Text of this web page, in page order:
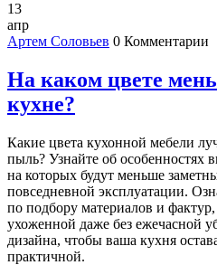
13
апр
Артем Соловьев 0 Комментарии
На каком цвете
кухне?
Какие цвета кухонной мебели
пыль? Узнайте об особенностях
на которых будут меньше
повседневной эксплуатации.
по подбору материалов и
ухоженной даже без ежечасной
дизайна, чтобы ваша кухня
практичной.